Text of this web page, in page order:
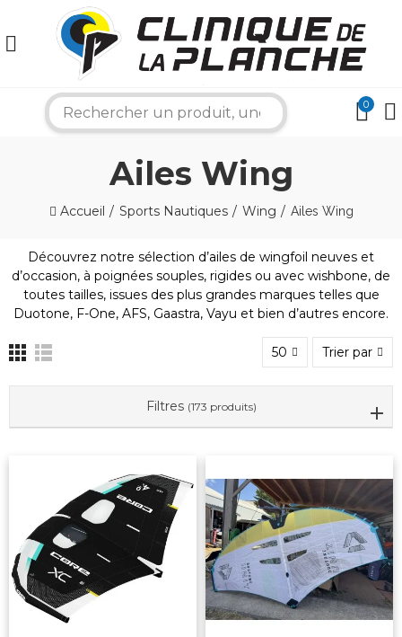
0
Ailes Wing
Accueil Sports Nautiques Wing Ailes Wing
Découvrez notre sélection d’ailes de wingfoil neuves et
d’occasion, à poignées souples, rigides ou avec wishbone, de
toutes tailles, issues des plus grandes marques telles que
Duotone, F-One, AFS, Gaastra, Vayu et bien d’autres encore.
50 Trier par
Filtres (173 produits)
×
Bonjour ! Je suis votre expert nautique.
Comment puis-je vous aider aujourd'hui ?